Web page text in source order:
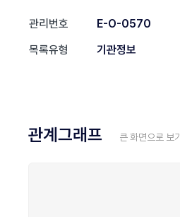
관리번호
E-O-0570
목록유형
기관정보
관계그래프 큰 화면으로 보기